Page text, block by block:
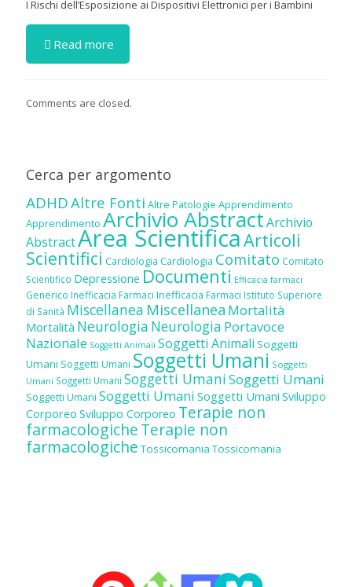
I Rischi dell’Esposizione ai Dispositivi Elettronici per i Bambini
Read more
Comments are closed.
Cerca per argomento
ADHDAltre Fonti Altre Patologie Apprendimento
Apprendimento Archivio AbstractArchivio
AbstractArea ScientificaArticoli
Scientifici Cardiologia Cardiologia Comitato Comitato
Scientifico Depressione Documenti Efficacia farmaci
Generico Inefficacia Farmaci Inefficacia Farmaci Istituto Superiore
di Sanità Miscellanea Miscellanea Mortalità
Mortalità Neurologia Neurologia Portavoce
Nazionale Soggetti Animali Soggetti Animali Soggetti
Umani Soggetti Umani Soggetti Umani Soggetti
Umani Soggetti Umani Soggetti UmaniSoggetti Umani
Soggetti Umani Soggetti Umani Soggetti Umani Sviluppo
Corporeo Sviluppo Corporeo Terapie non
farmacologicheTerapie non
farmacologiche Tossicomania Tossicomania